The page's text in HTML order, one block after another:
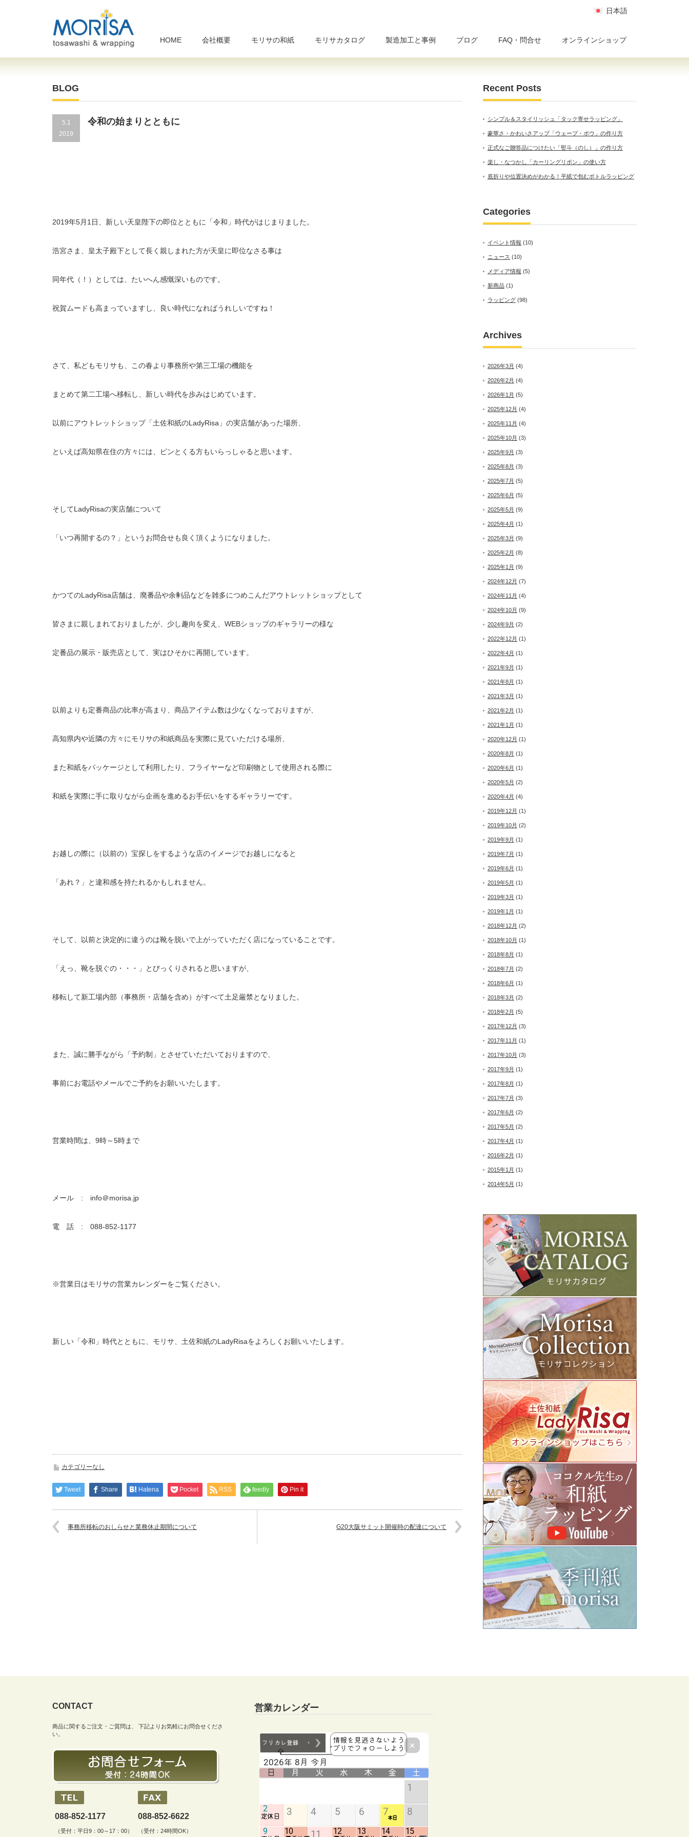
日本語
HOME 会社概要 モリサの和紙 モリサカタログ 製造加工と事例 ブログ FAQ・問合せ オンラインショップ
BLOG
5.1
2019
令和の始まりとともに
2019年5月1日、新しい天皇陛下の即位とともに「令和」時代がはじまりました。
浩宮さま、皇太子殿下として長く親しまれた方が天皇に即位なさる事は
同年代（！）としては、たいへん感慨深いものです。
祝賀ムードも高まっていますし、良い時代になればうれしいですね！
さて、私どもモリサも、この春より事務所や第三工場の機能を
まとめて第二工場へ移転し、新しい時代を歩みはじめています。
以前にアウトレットショップ「土佐和紙のLadyRisa」の実店舗があった場所、
といえば高知県在住の方々には、ピンとくる方もいらっしゃると思います。
そしてLadyRisaの実店舗について
「いつ再開するの？」というお問合せも良く頂くようになりました。
かつてのLadyRisa店舗は、廃番品や余剰品などを雑多につめこんだアウトレットショップとして
皆さまに親しまれておりましたが、少し趣向を変え、WEBショップのギャラリーの様な
定番品の展示・販売店として、実はひそかに再開しています。
以前よりも定番商品の比率が高まり、商品アイテム数は少なくなっておりますが、
高知県内や近隣の方々にモリサの和紙商品を実際に見ていただける場所、
また和紙をパッケージとして利用したり、フライヤーなど印刷物として使用される際に
和紙を実際に手に取りながら企画を進めるお手伝いをするギャラリーです。
お越しの際に（以前の）宝探しをするような店のイメージでお越しになると
「あれ？」と違和感を持たれるかもしれません。
そして、以前と決定的に違うのは靴を脱いで上がっていただく店になっていることです。
「えっ、靴を脱ぐの・・・」とびっくりされると思いますが、
移転して新工場内部（事務所・店舗を含め）がすべて土足厳禁となりました。
また、誠に勝手ながら「予約制」とさせていただいておりますので、
事前にお電話やメールでご予約をお願いいたします。
営業時間は、9時～5時まで
メール : info＠morisa.jp
電 話 : 088-852-1177
※営業日はモリサの営業カレンダーをご覧ください。
新しい「令和」時代とともに、モリサ、土佐和紙のLadyRisaをよろしくお願いいたします。
カテゴリーなし
Tweet Share Hatena Pocket RSS feedly Pin it
事務所移転のおしらせと業務休止期間について G20大阪サミット開催時の配達について
Recent Posts
シンプル＆スタイリッシュ「タック寄せラッピング」
豪華さ・かわいさアップ「ウェーブ・ボウ」の作り方
正式なご贈答品につけたい「熨斗（のし）」の作り方
楽し・なつかし「カーリングリボン」の使い方
底折りや位置決めがわかる！平紙で包むボトルラッピング
Categories
イベント情報 (10)
ニュース (10)
メディア情報 (5)
新商品 (1)
ラッピング (98)
Archives
2026年3月 (4)
2026年2月 (4)
2026年1月 (5)
2025年12月 (4)
2025年11月 (4)
2025年10月 (3)
2025年9月 (3)
2025年8月 (3)
2025年7月 (5)
2025年6月 (5)
2025年5月 (9)
2025年4月 (1)
2025年3月 (9)
2025年2月 (8)
2025年1月 (9)
2024年12月 (7)
2024年11月 (4)
2024年10月 (9)
2024年9月 (2)
2022年12月 (1)
2022年4月 (1)
2021年9月 (1)
2021年8月 (1)
2021年3月 (1)
2021年2月 (1)
2021年1月 (1)
2020年12月 (1)
2020年8月 (1)
2020年6月 (1)
2020年5月 (2)
2020年4月 (4)
2019年12月 (1)
2019年10月 (2)
2019年9月 (1)
2019年7月 (1)
2019年6月 (1)
2019年5月 (1)
2019年3月 (1)
2019年1月 (1)
2018年12月 (2)
2018年10月 (1)
2018年8月 (1)
2018年7月 (2)
2018年6月 (1)
2018年3月 (2)
2018年2月 (5)
2017年12月 (3)
2017年11月 (1)
2017年10月 (3)
2017年9月 (1)
2017年8月 (1)
2017年7月 (3)
2017年6月 (2)
2017年5月 (2)
2017年4月 (1)
2016年2月 (1)
2015年1月 (1)
2014年5月 (1)
CONTACT
商品に関するご注文・ご質問は、 下記よりお気軽にお問合せくださ
い。
088-852-1177
（受付：平日9：00～17：00）
088-852-6622
（受付：24時間OK）
営業カレンダー